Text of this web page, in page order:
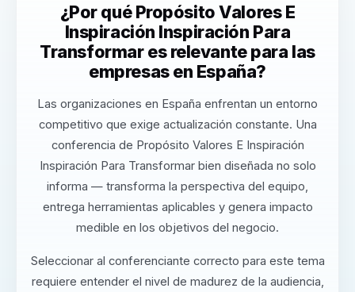
¿Por qué Propósito Valores E
Inspiración Inspiración Para
Transformar es relevante para las
empresas en España?
Las organizaciones en España enfrentan un entorno
competitivo que exige actualización constante. Una
conferencia de Propósito Valores E Inspiración
Inspiración Para Transformar bien diseñada no solo
informa — transforma la perspectiva del equipo,
entrega herramientas aplicables y genera impacto
medible en los objetivos del negocio.
Seleccionar al conferenciante correcto para este tema
requiere entender el nivel de madurez de la audiencia,